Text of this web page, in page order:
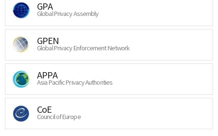
GPA
Global Privacy Assembly
GPEN
Global Privacy Enforcement Network
APPA
Asia Pacific Privacy Authorities
CoE
Council of Europe